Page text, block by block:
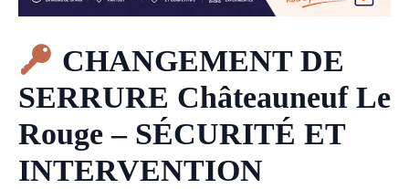
CHANGEMENT DE
SERRURE Châteauneuf Le
Rouge – SÉCURITÉ ET
INTERVENTION